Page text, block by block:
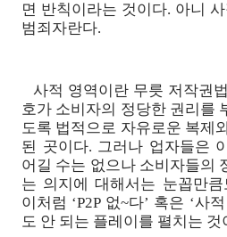
면 반칙이라는 것이다. 아니
범죄자란다.
사적 영역이란 무릇 저작권
호가 소비자의 정당한 권리를
도록 법적으로 자유로운 복제
된 곳이다. 그러나 업자들은
어길 수는 없으나 소비자들의
는 의지에 대해서는 눈꼽만
이처럼 ‘P2P 없~다’ 혹은 ‘사
도 안 되는 플레이를 펼치는 것